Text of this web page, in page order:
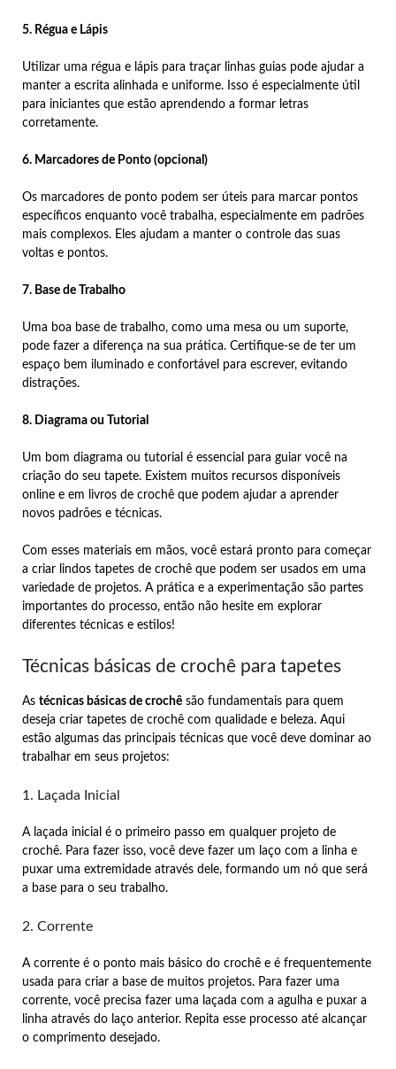
5. Régua e Lápis
Utilizar uma régua e lápis para traçar linhas guias pode ajudar a
manter a escrita alinhada e uniforme. Isso é especialmente útil
para iniciantes que estão aprendendo a formar letras
corretamente.
6. Marcadores de Ponto (opcional)
Os marcadores de ponto podem ser úteis para marcar pontos
específicos enquanto você trabalha, especialmente em padrões
mais complexos. Eles ajudam a manter o controle das suas
voltas e pontos.
7. Base de Trabalho
Uma boa base de trabalho, como uma mesa ou um suporte,
pode fazer a diferença na sua prática. Certifique-se de ter um
espaço bem iluminado e confortável para escrever, evitando
distrações.
8. Diagrama ou Tutorial
Um bom diagrama ou tutorial é essencial para guiar você na
criação do seu tapete. Existem muitos recursos disponíveis
online e em livros de crochê que podem ajudar a aprender
novos padrões e técnicas.
Com esses materiais em mãos, você estará pronto para começar
a criar lindos tapetes de crochê que podem ser usados em uma
variedade de projetos. A prática e a experimentação são partes
importantes do processo, então não hesite em explorar
diferentes técnicas e estilos!
Técnicas básicas de crochê para tapetes
As técnicas básicas de crochê são fundamentais para quem
deseja criar tapetes de crochê com qualidade e beleza. Aqui
estão algumas das principais técnicas que você deve dominar ao
trabalhar em seus projetos:
1. Laçada Inicial
A laçada inicial é o primeiro passo em qualquer projeto de
crochê. Para fazer isso, você deve fazer um laço com a linha e
puxar uma extremidade através dele, formando um nó que será
a base para o seu trabalho.
2. Corrente
A corrente é o ponto mais básico do crochê e é frequentemente
usada para criar a base de muitos projetos. Para fazer uma
corrente, você precisa fazer uma laçada com a agulha e puxar a
linha através do laço anterior. Repita esse processo até alcançar
o comprimento desejado.